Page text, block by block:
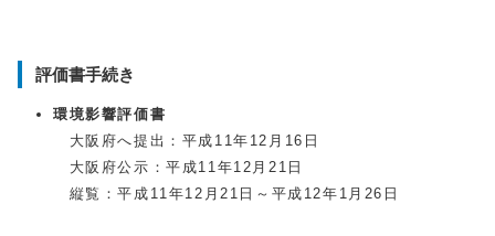
評価書手続き
環境影響評価書
大阪府へ提出：平成11年12月16日
大阪府公示：平成11年12月21日
縦覧：平成11年12月21日～平成12年1月26日